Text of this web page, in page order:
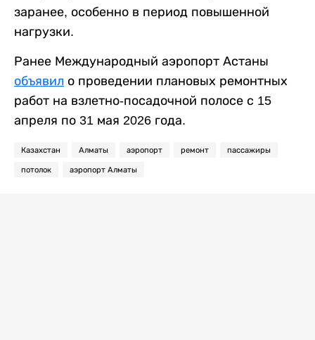
заранее, особенно в период повышенной
нагрузки.
Ранее Международный аэропорт Астаны
объявил о проведении плановых ремонтных
работ на взлетно-посадочной полосе с 15
апреля по 31 мая 2026 года.
Казахстан Алматы аэропорт ремонт пассажиры
потолок аэропорт Алматы